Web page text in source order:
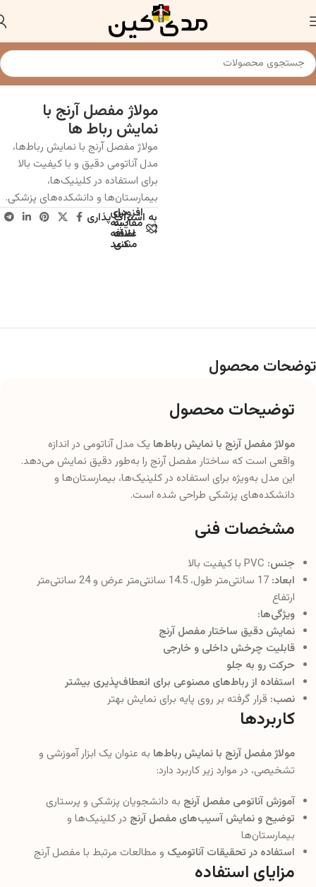
خانه مولاژ و مدل های آناتومی
مولاژ مفصل آرنج با
نمایش رباط ها
مولاژ مفصل آرنج با نمایش رباط‌ها،
مدل آناتومی دقیق و با کیفیت بالا
برای استفاده در کلینیک‌ها،
بیمارستان‌ها و دانشکده‌های پزشکی.
برای
مقایسه
اضافه
کنید
افزودن
به
علاقه
مندی
به اشتراک پذاری
توضحات محصول
توضیحات محصول
مولاژ مفصل آرنج با نمایش رباط‌ها یک مدل آناتومی در اندازه
واقعی است که ساختار مفصل آرنج را به‌طور دقیق نمایش می‌دهد.
این مدل به‌ویژه برای استفاده در کلینیک‌ها، بیمارستان‌ها و
دانشکده‌های پزشکی طراحی شده است.
مشخصات فنی
جنس:
ابعاد:
17 سانتی‌متر طول، 14.5 سانتی‌متر عرض و 24 سانتی‌متر
ارتفاع
ویژگی‌ها:
نمایش دقیق ساختار مفصل آرنج
قابلیت چرخش داخلی و خارجی
حرکت رو به جلو
استفاده از رباط‌های مصنوعی برای انعطاف‌پذیری بیشتر
نصب: قرار گرفته بر روی پایه برای نمایش بهتر
کاربردها
مولاژ مفصل آرنج با نمایش رباط‌ها به عنوان یک ابزار آموزشی و
تشخیصی، در موارد زیر کاربرد دارد:
آموزش آناتومی مفصل آرنج به دانشجویان پزشکی و پرستاری
توضیح و نمایش آسیب‌های مفصل آرنج در کلینیک‌ها و
بیمارستان‌ها
استفاده در تحقیقات آناتومیک و مطالعات مرتبط با مفصل آرنج
مزایای استفاده